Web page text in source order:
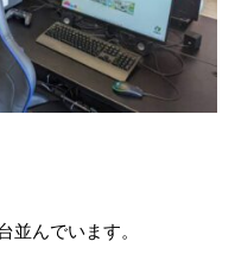
んでいます。